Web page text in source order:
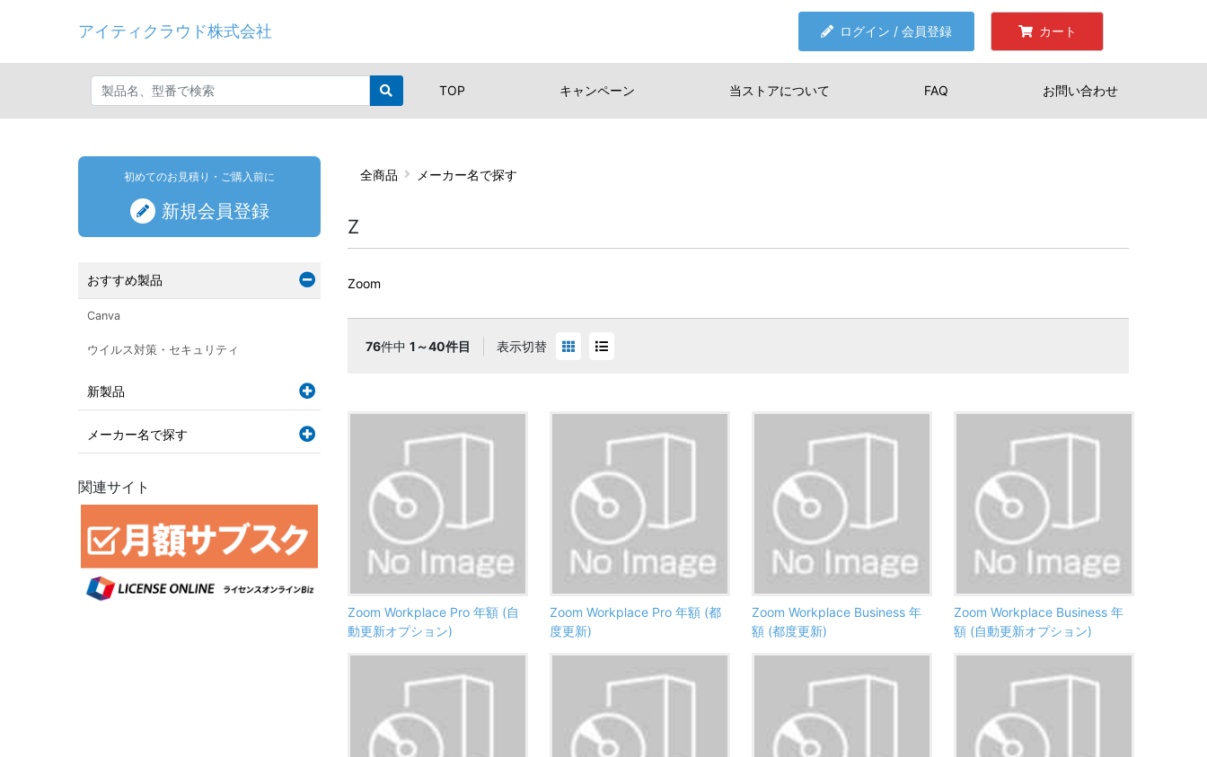
アイティクラウド株式会社 ログイン / 会員登録 カート
TOP キャンペーン 当ストアについて FAQ お問い合わせ
全商品 メーカー名で探す
Z
Zoom
76件中 1～40件目 表示切替
Zoom Workplace Pro 年額 (自
動更新オプション)
Zoom Workplace Pro 年額 (都
度更新)
Zoom Workplace Business 年
額 (都度更新)
Zoom Workplace Business 年
額 (自動更新オプション)
初めてのお見積り・ご購入前に
新規会員登録
おすすめ製品
Canva
ウイルス対策・セキュリティ
新製品
メーカー名で探す
関連サイト